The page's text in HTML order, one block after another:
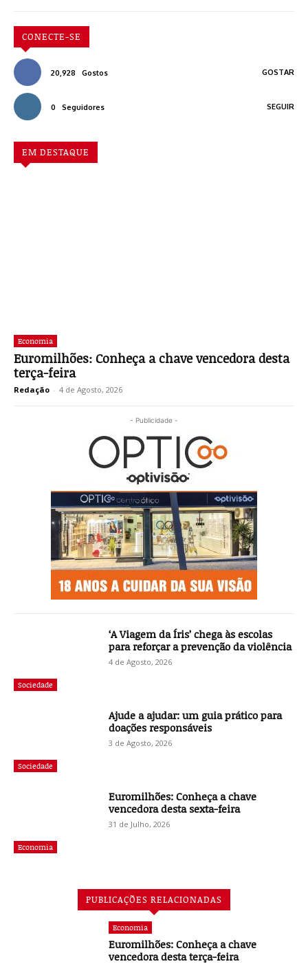
CONECTE-SE
20,928 Gostos GOSTAR
0 Seguidores SEGUIR
EM DESTAQUE
Economia
Euromilhões: Conheça a chave vencedora desta
terça-feira
Redação - 4 de Agosto, 2026
- Publicidade -
Sociedade
‘A Viagem da Íris’ chega às escolas
para reforçar a prevenção da violência
4 de Agosto, 2026
Sociedade
Ajude a ajudar: um guia prático para
doações responsáveis
3 de Agosto, 2026
Economia
Euromilhões: Conheça a chave
vencedora desta sexta-feira
31 de Julho, 2026
PUBLICAÇÕES RELACIONADAS
Economia
Euromilhões: Conheça a chave
vencedora desta terça-feira